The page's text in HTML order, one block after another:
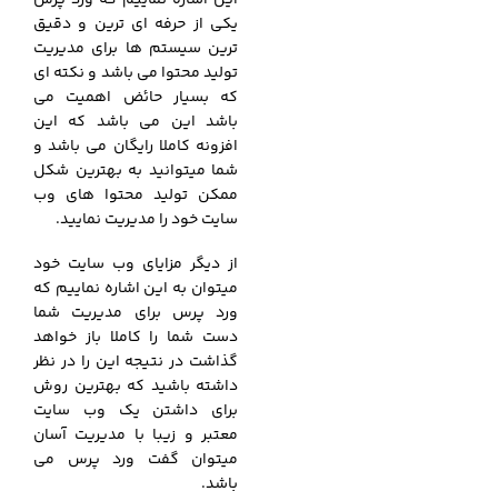
یکی از حرفه ای ترین و دقیق
ترین سیستم ها برای مدیریت
تولید محتوا می باشد و نکته ای
که بسیار حائض اهمیت می
باشد این می باشد که این
افزونه کاملا رایگان می باشد و
شما میتوانید به بهترین شکل
ممکن تولید محتوا های وب
سایت خود را مدیریت نمایید.
از دیگر مزایای وب سایت خود
میتوان به این اشاره نماییم که
ورد پرس برای مدیریت شما
دست شما را کاملا باز خواهد
گذاشت در نتیجه این را در نظر
داشته باشید که بهترین روش
برای داشتن یک وب سایت
معتبر و زیبا با مدیریت آسان
میتوان گفت ورد پرس می
باشد.